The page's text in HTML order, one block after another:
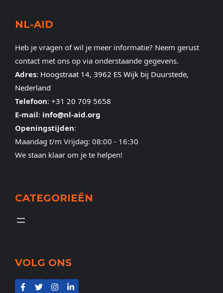
NL-AID
Heb je vragen of wil je meer informatie? Neem gerust
contact met ons op via onderstaande gegevens.
Adres: Hoogstraat 14, 3962 ES Wijk bij Duurstede,
Nederland
Telefoon: +31 20 709 5658
E-mail: info@nl-aid.org
Openingstijden:
Maandag t/m Vrijdag: 08:00 - 16:30
We staan klaar om je te helpen!
CATEGORIEËN
VOLG ONS